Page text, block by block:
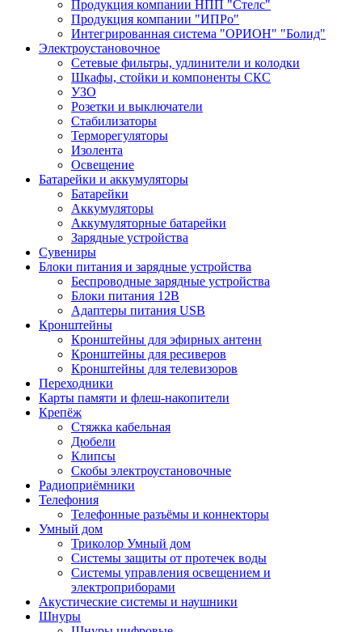
Продукция компании НПП "Стелс"
Продукция компании "ИПРо"
Интегрированная система "ОРИОН" "Болид"
Электроустановочное
Сетевые фильтры, удлинители и колодки
Шкафы, стойки и компоненты СКС
УЗО
Розетки и выключатели
Стабилизаторы
Терморегуляторы
Изолента
Освещение
Батарейки и аккумуляторы
Батарейки
Аккумуляторы
Аккумуляторные батарейки
Зарядные устройства
Сувениры
Блоки питания и зарядные устройства
Беспроводные зарядные устройства
Блоки питания 12В
Адаптеры питания USB
Кронштейны
Кронштейны для эфирных антенн
Кронштейны для ресиверов
Кронштейны для телевизоров
Переходники
Карты памяти и флеш-накопители
Крепёж
Стяжка кабельная
Дюбели
Клипсы
Скобы электроустановочные
Радиоприёмники
Телефония
Телефонные разъёмы и коннекторы
Умный дом
Триколор Умный дом
Системы защиты от протечек воды
Системы управления освещением и
электроприборами
Акустические системы и наушники
Шнуры